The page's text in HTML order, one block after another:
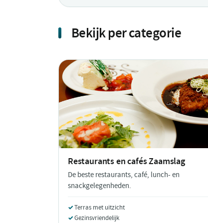
Bekijk per categorie
Restaurants en cafésZaamslag
De beste restaurants, café, lunch- en
snackgelegenheden.
Terras met uitzicht
Gezinsvriendelijk